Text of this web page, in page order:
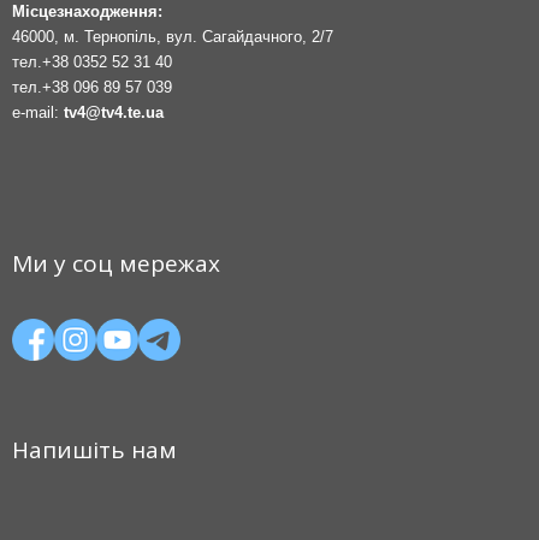
Місцезнаходження:
46000, м. Тернопіль, вул. Сагайдачного, 2/7
тел. +38 0352 52 31 40
тел. +38 096 89 57 039
e-mail: tv4@tv4.te.ua
Ми у соц мережах
Напишіть нам